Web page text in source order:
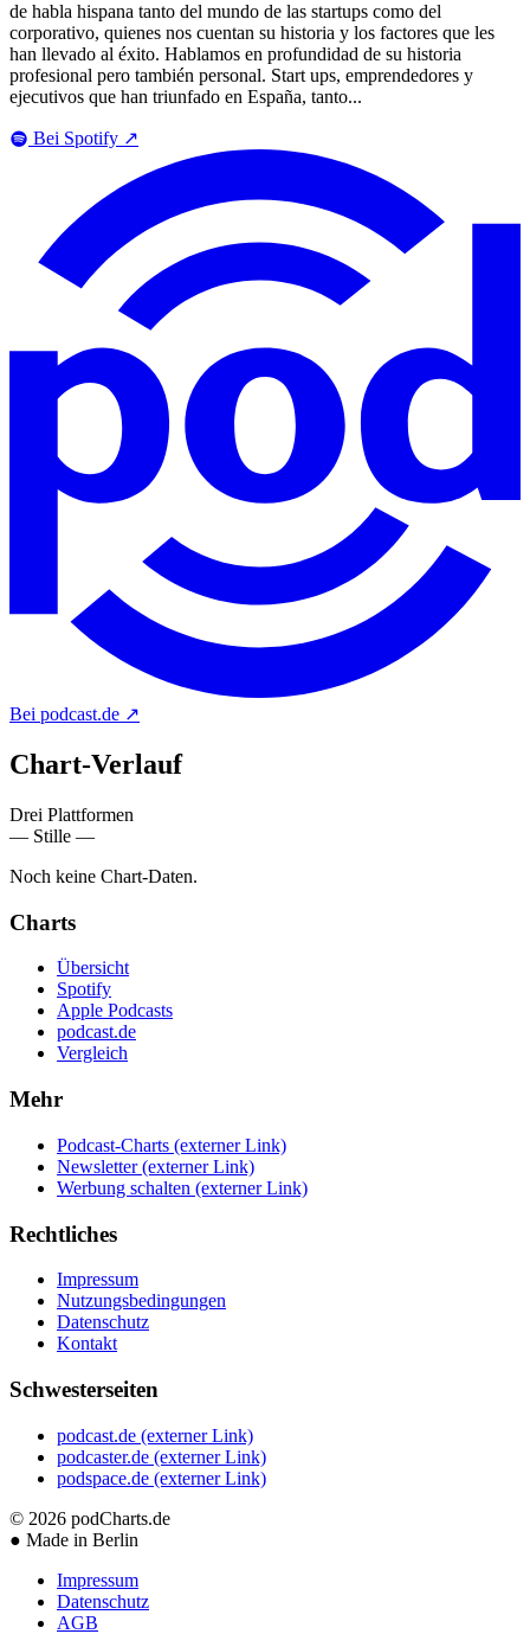
de habla hispana tanto del mundo de las startups como del
corporativo, quienes nos cuentan su historia y los factores que les
han llevado al éxito. Hablamos en profundidad de su historia
profesional pero también personal. Start ups, emprendedores y
ejecutivos que han triunfado en España, tanto...
Bei Spotify ↗
Bei podcast.de ↗
Chart-Verlauf
Drei Plattformen
— Stille —
Noch keine Chart-Daten.
Charts
Übersicht
Spotify
Apple Podcasts
podcast.de
Vergleich
Mehr
Podcast-Charts (externer Link)
Newsletter (externer Link)
Werbung schalten (externer Link)
Rechtliches
Impressum
Nutzungsbedingungen
Datenschutz
Kontakt
Schwesterseiten
podcast.de (externer Link)
podcaster.de (externer Link)
podspace.de (externer Link)
© 2026 podCharts.de
● Made in Berlin
Impressum
Datenschutz
AGB